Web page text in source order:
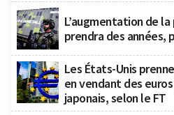
L’augmentation de la
prendra des années,
Les États-Unis
en vendant des
japonais, selon le FT